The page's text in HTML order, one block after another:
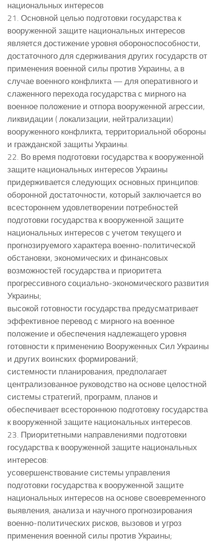
национальных интересов
21. Основной целью подготовки государства к
вооруженной защите национальных интересов
является достижение уровня обороноспособности,
достаточного для сдерживания других государств от
применения военной силы против Украины, а в
случае военного конфликта — для оперативного и
слаженного перехода государства с мирного на
военное положение и отпора вооруженной агрессии,
ликвидации ( локализации, нейтрализации)
вооруженного конфликта, территориальной обороны
и гражданской защиты Украины.
22. Во время подготовки государства к вооруженной
защите национальных интересов Украины
придерживается следующих основных принципов:
оборонной достаточности, который заключается во
всестороннем удовлетворении потребностей
подготовки государства к вооруженной защите
национальных интересов с учетом текущего и
прогнозируемого характера военно-политической
обстановки, экономических и финансовых
возможностей государства и приоритета
прогрессивного социально-экономического развития
Украины;
высокой готовности государства предусматривает
эффективное перевод с мирного на военное
положение и обеспечения надлежащего уровня
готовности к применению Вооруженных Сил Украины
и других воинских формирований;
системности планирования, предполагает
централизованное руководство на основе целостной
системы стратегий, программ, планов и
обеспечивает всестороннюю подготовку государства
к вооруженной защите национальных интересов.
23. Приоритетными направлениями подготовки
государства к вооруженной защите национальных
интересов:
усовершенствование системы управления
подготовки государства к вооруженной защите
национальных интересов на основе своевременного
выявления, анализа и научного прогнозирования
военно-политических рисков, вызовов и угроз
применения военной силы против Украины;